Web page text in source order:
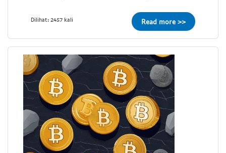
Dilihat: 2457 kali Read more >>